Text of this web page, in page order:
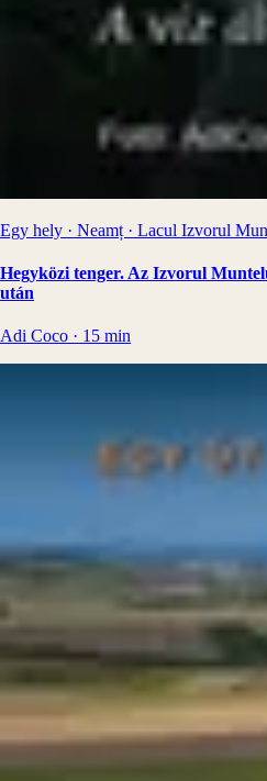
Egy hely · Neamț · Lacul Izvorul
Hegyközi tenger. Az Izvorul
után
Adi Coco · 15 min